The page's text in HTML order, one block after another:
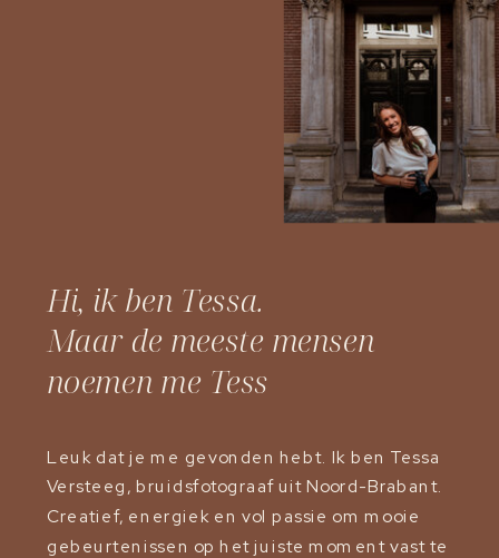
Leuk dat je me gevonden hebt. Ik ben Tessa
Versteeg, bruidsfotograaf uit Noord-Brabant.
Creatief, energiek en vol passie om mooie
gebeurtenissen op het juiste moment vast te
Hi, ik ben Tessa.
Maar de meeste mensen
noemen me Tess